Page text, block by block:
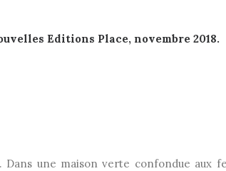
Editions Place, novembre 2018.
Dans une maison verte confondue aux